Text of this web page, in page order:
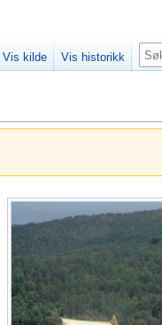
Vis kilde Vis historikk